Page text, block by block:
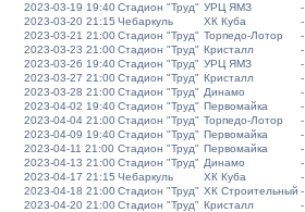
2023-03-19 19:40Стадион "Труд" УРЦ ЯМЗ -
2023-03-20 21:15 Чебаркуль ХК Куба -
2023-03-21 21:00Стадион "Труд" Торпедо-Лотор -
2023-03-23 21:00Стадион "Труд" Кристалл -
2023-03-26 19:40Стадион "Труд" УРЦ ЯМЗ -
2023-03-27 21:00Стадион "Труд" Кристалл -
2023-03-28 21:00Стадион "Труд" Динамо -
2023-04-02 19:40Стадион "Труд" Первомайка -
2023-04-04 21:00Стадион "Труд" Торпедо-Лотор -
2023-04-09 19:40Стадион "Труд" Первомайка -
2023-04-11 21:00 Стадион "Труд" Первомайка -
2023-04-13 21:00Стадион "Труд" Динамо -
2023-04-17 21:15 Чебаркуль ХК Куба -
2023-04-18 21:00Стадион "Труд" ХК Строительный -
2023-04-20 21:00Стадион "Труд" Кристалл -